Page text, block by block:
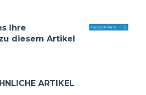
Ihre
diesem Artikel
ARTIKEL